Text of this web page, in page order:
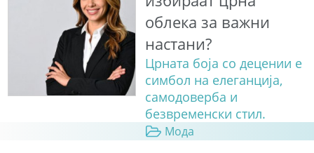
облека за важни
настани?
Црната боја со децении е
симбол на елеганција,
самодоверба и
безвременски стил.
Мода